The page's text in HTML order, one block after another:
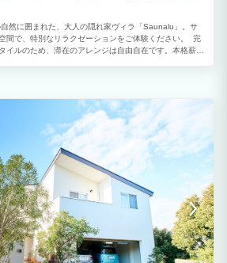
然に囲まれた、大人の隠れ家ヴィラ「Saunalu」。サ
間で、特別なリラクゼーションをご体験ください。 完
イルのため、滞在のアレンジは自由自在です。本格薪サ
1R＋ロフト / シングルベッド５台 ■本格薪サウナ完
フロウリュもお楽しみいただけます。 ■屋外バス・水風
楽しめます。サウナ後の温冷交代浴に。 ■設備充実：コ
冷蔵庫、製氷機、ウォーターサーバーなど完備 ■BBQ
はご持参ください ■非対面セルフチェックイン：暗証
す。※番号はメールにてご案内いたします。 ■アクセ
。人気の「蓮沼ウォーターガーデン」や、買い出しに便
5〜10分圏内です。